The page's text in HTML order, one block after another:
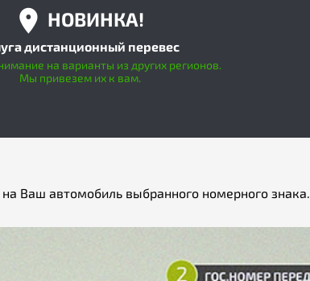
НОВИНКА!
дистанционный перевес
на варианты из других регионов.
Мы привезем их к вам.
Ваш автомобиль выбранного номерного знака.